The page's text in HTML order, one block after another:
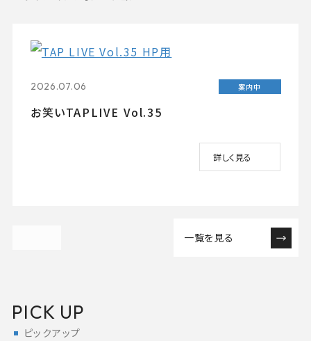
2026.07.06 案内中
お笑いTAPLIVE Vol.35
詳しく見る
一覧を見る
PICK UP
ピックアップ